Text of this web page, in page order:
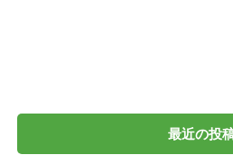
最近の投